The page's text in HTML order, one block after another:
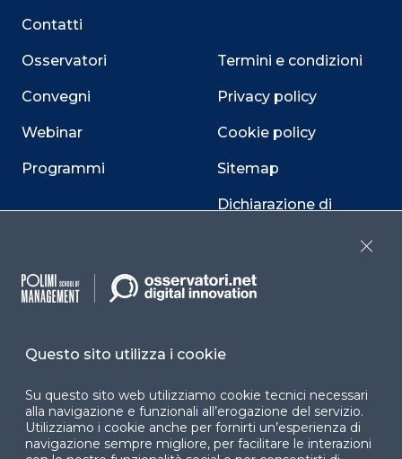
Contatti
Osservatori
Convegni
Webinar
Programmi
Termini e condizioni
Privacy policy
Cookie policy
Sitemap
Dichiarazione di
Facebook LinkedIn
YouTube X
Questo sito utilizza i cookie
Su questo sito web utilizziamo cookie tecnici necessari
alla navigazione e funzionali all’erogazione del servizio.
Utilizziamo i cookie anche per fornirti un’esperienza di
navigazione sempre migliore, per facilitare le interazioni